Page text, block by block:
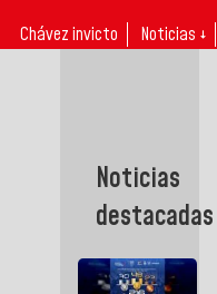
Chávez invicto Noticias ↓
Noticias
destacadas